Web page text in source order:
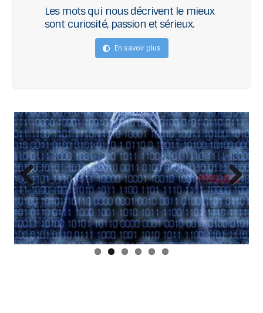
Les mots qui nous décrivent le mieux
sont curiosité, passion et sérieux.
En savoir plus
Previous Next